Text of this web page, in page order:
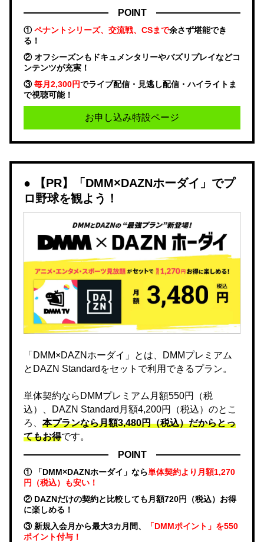
POINT
①ペナントシリーズ、交流戦、CSまで余さず堪能でき
る！
② オフシーズンもドキュメンタリーやバズリプレイなどコ
ンテンツが充実！
③毎月2,300円でライブ配信・見逃し配信・ハイライトま
で視聴可能！
お申し込み特設ページ
【PR】「DMM×DAZNホーダイ」でプ
ロ野球を観よう！
「DMM×DAZNホーダイ」とは、DMMプレミアム
とDAZN Standardをセットで利用できるプラン。
単体契約ならDMMプレミアム月額550円（税
込）、DAZN Standard月額4,200円（税込）のとこ
ろ、 本プランなら月額3,480円（税込）だからとっ
てもお得です。
POINT
① 「DMM×DAZNホーダイ」なら単体契約より月額1,270
円（税込）も安い！
② DAZNだけの契約と比較しても月額720円（税込）お得
に楽しめる！
③ 新規入会月から最大3カ月間、
「DMMポイント」を550
ポイント付与！